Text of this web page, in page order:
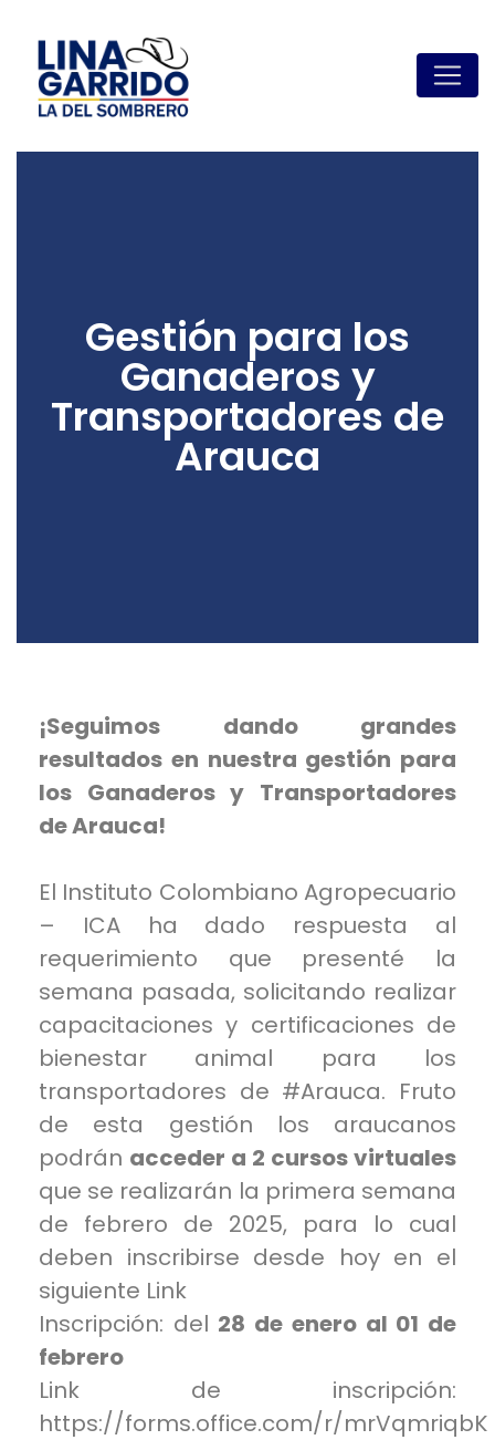
Gestión para los
Ganaderos y
Transportadores de
Arauca
¡Seguimos dando grandes
resultados en nuestra gestión para
los Ganaderos y Transportadores
de Arauca!
El Instituto Colombiano Agropecuario
– ICAha dado respuesta al
requerimiento que presenté la
semana pasada, solicitando realizar
capacitaciones y certificaciones de
bienestar animal para los
transportadores de #Arauca. Fruto
de esta gestión los araucanos
podrán acceder a 2 cursos virtuales
que se realizarán la primera semana
de febrero de 2025, para lo cual
deben inscribirse desde hoy en el
siguiente Link
Inscripción: del 28 de enero al 01 de
febrero
Link de inscripción:
https://forms.office.com/r/mrVqmriqbK